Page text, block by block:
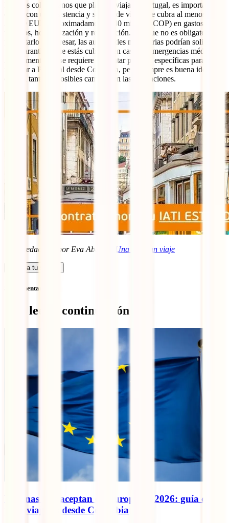
Para los colombianos que planean viajar a Portugal, es importante
contar con una asistencia y seguro de viaje que cubra al menos
30,000 EUR (aproximadamente 140 millones COP) en gastos
médicos, hospitalización y repatriación. Aunque no es obligatorio
presentarlo al ingresar, las autoridades migratorias podrían solicitarlo
para garantizar que estás cubierto en caso de emergencias médicas.
Actualmente, no se requiere presentar pruebas específicas para
ingresar a Portugal desde Colombia, pero siempre es buena idea
estar al tanto de posibles cambios en las regulaciones.
Texto redactado por Eva Abal, de Una idea, un viaje
Calcula tu seguro
Sin comentarios
Qué leer a continuación
Vacunas que aceptan en Europa en 2026: guía clara
para viajeros desde Colombia